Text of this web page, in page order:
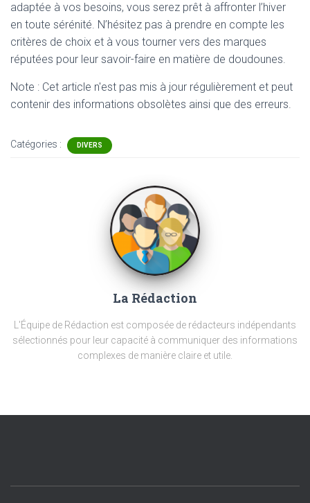
adaptée à vos besoins, vous serez prêt à affronter l’hiver
en toute sérénité. N’hésitez pas à prendre en compte les
critères de choix et à vous tourner vers des marques
réputées pour leur savoir-faire en matière de doudounes.
Note : Cet article n'est pas mis à jour régulièrement et peut
contenir des informations obsolètes ainsi que des erreurs.
Catégories : DIVERS
La Rédaction
L'Équipe de Rédaction est composée de rédacteurs indépendants
sélectionnés pour leur capacité à communiquer des informations
complexes de manière claire et utile.